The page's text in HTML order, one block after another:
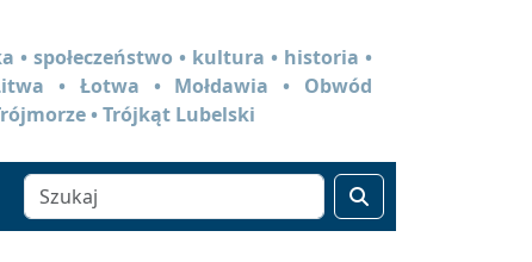
• społeczeństwo • kultura • historia •
• Łotwa • Mołdawia • Obwód
• Trójkąt Lubelski